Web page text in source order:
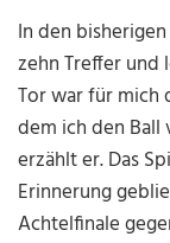
In den
zehn Treffer und
Tor war für mich
dem ich den Ball
erzählt er. Das
Erinnerung
Achtelfinale